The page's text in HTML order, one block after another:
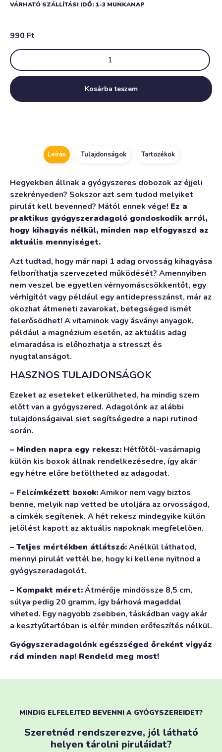
VÁRHATÓ SZÁLLÍTÁSI IDŐ: 1-3 MUNKANAP
990 Ft
Kosárba teszem
Leírás Tulajdonságok Tartozékok
Hegyekben állnak a gyógyszeres dobozok az éjjeli
szekrényeden? Sokszor azt sem tudod melyiket
pirulát kell bevenned? Mától ennek vége! Ez a
praktikus gyógyszeradagoló gondoskodik arról,
hogy kihagyás nélkül, minden nap elfogyaszd az
aktuális mennyiséget.
Azt tudtad, hogy már napi 1 adag orvosság kihagyása
felboríthatja szervezeted működését? Amennyiben
nem veszel be egyetlen vérnyomáscsökkentőt, egy
vérhígítót vagy például egy antidepresszánst, már az
okozhat átmeneti zavarokat, betegséged ismét
felerősödhet! A vitaminok vagy ásványi anyagok,
például a magnézium esetén, az aktuális adag
elmaradása is előhozhatja a stresszt és
nyugtalanságot.
HASZNOS TULAJDONSÁGOK
Ezeket az eseteket elkerülheted, ha mindig szem
előtt van a gyógyszered. Adagolónk az alábbi
tulajdonságaival siet segítségedre a napi rutinod
során.
– Minden napra egy rekesz: Hétfőtől-vasárnapig
külön kis boxok állnak rendelkezésedre, így akár
egy hétre előre betöltheted az adagodat.
– Felcímkézett boxok:Amikor nem vagy biztos
benne, melyik nap vetted be utoljára az orvosságod,
a címkék segítenek. A hét rekesz mindegyike külön
jelölést kapott az aktuális napoknak megfelelően.
– Teljes mértékben átlátszó:Anélkül láthatod,
mennyi pirulát vettél be, hogy ki kellene nyitnod a
gyógyszeradagolót.
– Kompakt méret:Átmérője mindössze 8,5 cm,
súlya pedig 20 gramm, így bárhová magaddal
viheted. Egy nagyobb zsebben, táskádban vagy akár
a kesztyűtartóban is elfér minden erőfeszítés nélkül.
Gyógyszeradagolónk egészséged őreként vigyáz
rád minden nap! Rendeld meg most!
MINDIG ELFELEJTED BEVENNI A GYÓGYSZEREIDET?
Szeretnéd rendszerezve, jól látható
helyen tárolni piruláidat?